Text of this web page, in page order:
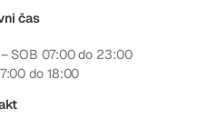
čas
SOB 07:00 do 23:00
do 18:00